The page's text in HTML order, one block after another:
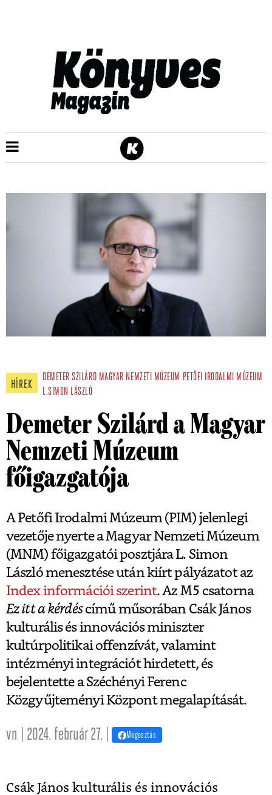
HÍREK
DEMETER SZILÁRD MAGYAR NEMZETI MÚZEUM PETŐFI IRODALMI MÚZEUM
L.SIMON LÁSZLÓ
Demeter Szilárd a Magyar
Nemzeti Múzeum
főigazgatója
A Petőfi Irodalmi Múzeum (PIM) jelenlegi
vezetője nyerte a Magyar Nemzeti Múzeum
(MNM) főigazgatói posztjára L. Simon
László menesztése után kiírt pályázatot az
Index információi szerint. Az M5 csatorna
Ez itt a kérdéscímű műsorában Csák János
kulturális és innovációs miniszter
kultúrpolitikai offenzívát, valamint
intézményi integrációt hirdetett, és
bejelentette a Széchényi Ferenc
Közgyűjteményi Központ megalapítását.
vn | 2024. február 27. | Megosztás
Csák János kulturális és innovációs